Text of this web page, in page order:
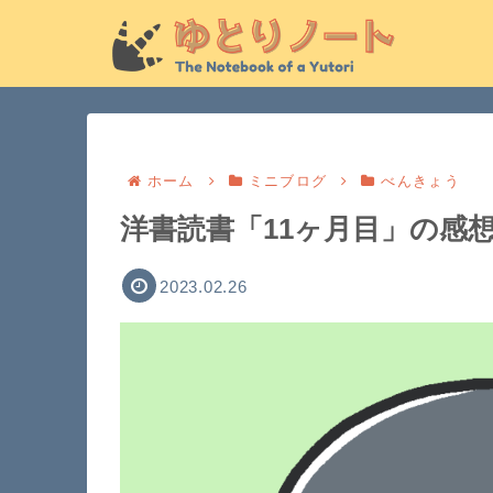
ホーム ミニブログ べんきょう
洋書読書「11ヶ月目」の感
2023.02.26